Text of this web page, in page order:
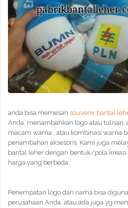
anda bisa memesan souvenir bantal
Anda, menambahkan logo atau tulisan,
macam warna , atau kombinasi warna
penambahan aksesoris. Kami juga
bantal leher dengan bentuk/pola
harga yang berbeda.
Penempatan logo dan nama bisa
perusahaan Anda, atau ada juga yg